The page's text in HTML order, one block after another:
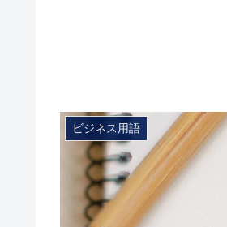
ビジネス用語